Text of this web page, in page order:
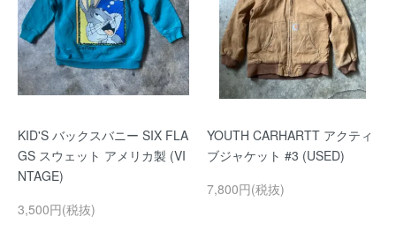
KID'S バックスバニー SIX FLA
GS スウェット アメリカ製 (VI
NTAGE)
3,500円(税抜)
YOUTH CARHARTT アクティ
ブジャケット #3 (USED)
7,800円(税抜)